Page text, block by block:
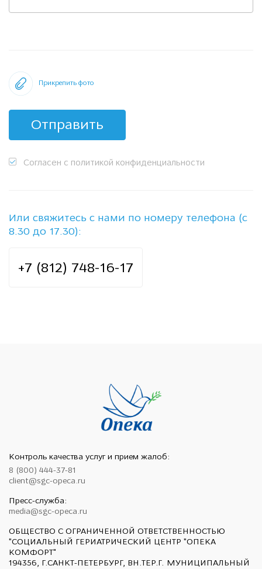
Прикрепить фото
Отправить
Согласен с политикой конфиденциальности
Или свяжитесь с нами по номеру телефона (с
8.30 до 17.30):
+7 (812) 748-16-17
Контроль качества услуг и прием жалоб:
8 (800) 444-37-81
client@sgc-opeca.ru
Пресс-служба:
media@sgc-opeca.ru
ОБЩЕСТВО С ОГРАНИЧЕННОЙ ОТВЕТСТВЕННОСТЬЮ
"СОЦИАЛЬНЫЙ ГЕРИАТРИЧЕСКИЙ ЦЕНТР "ОПЕКА
КОМФОРТ"
194356, Г.САНКТ-ПЕТЕРБУРГ, ВН.ТЕР.Г. МУНИЦИПАЛЬНЫЙ